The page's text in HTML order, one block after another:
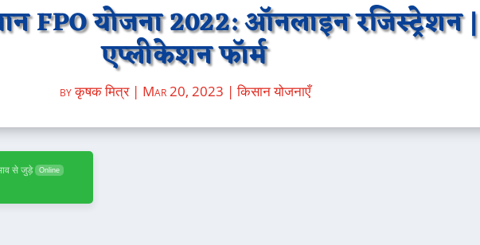
FPO योजना 2022: ऑनलाइन रजिस्ट्रेशन |
एप्लीकेशन फॉर्म
byकृषक मित्र| Mar 20, 2023 |किसान योजनाएँ
से जुड़े Online